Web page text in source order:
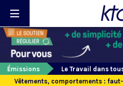
Émissions
Le Travail dans
Vêtements, comportements :